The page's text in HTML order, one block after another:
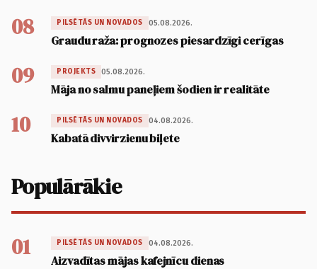
08 PILSĒTĀS UN NOVADOS 05.08.2026.
Graudu raža: prognozes piesardzīgi cerīgas
09 PROJEKTS 05.08.2026.
Māja no salmu paneļiem šodien ir realitāte
10 PILSĒTĀS UN NOVADOS 04.08.2026.
Kabatā divvirzienu biļete
Populārākie
01 PILSĒTĀS UN NOVADOS 04.08.2026.
Aizvadītas mājas kafejnīcu dienas